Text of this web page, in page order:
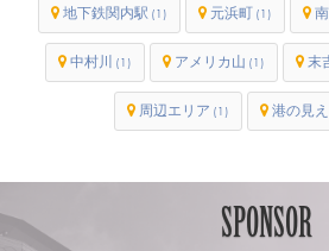
地下鉄関内駅 (1) 元浜町 (1)
中村川 (1) アメリカ山 (1) 末
周辺エリア (1) 港の見
SPONSOR